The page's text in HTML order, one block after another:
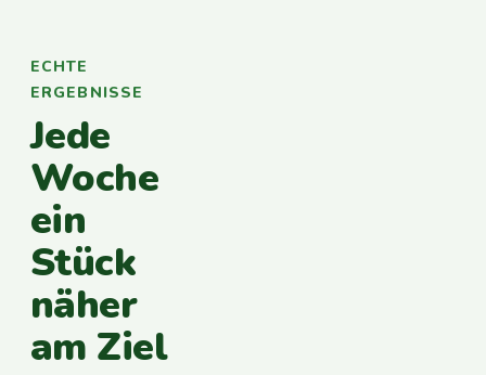
ECHTE
ERGEBNISSE
Jede
Woche
ein
Stück
näher
am Ziel